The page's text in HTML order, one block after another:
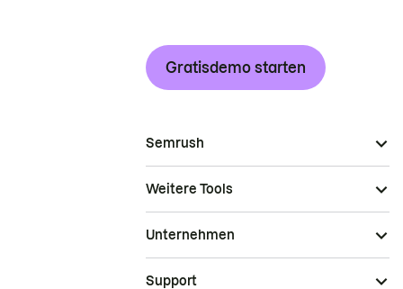
Gratisdemo starten
Semrush
Weitere Tools
Unternehmen
Support